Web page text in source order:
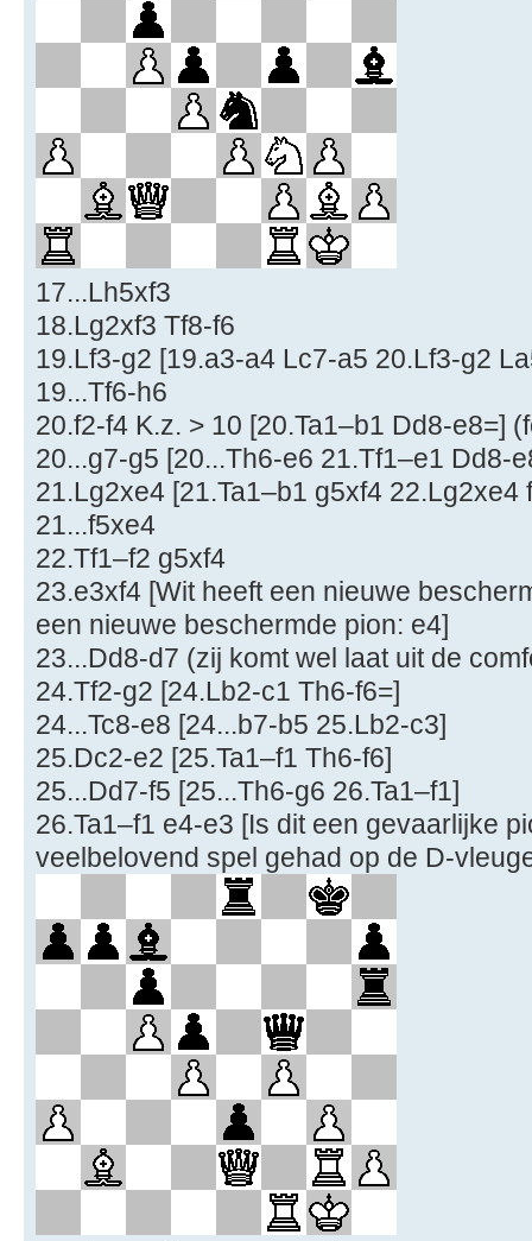
17...Lh5xf3
18.Lg2xf3 Tf8-f6
19.Lf3-g2 [19.a3-a4 Lc7-a5 20.Lf3-g2
19...Tf6-h6
20.f2-f4 K.z. > 10 [20.Ta1–b1 Dd8-e8=]
20...g7-g5 [20...Th6-e6 21.Tf1–e1 Dd8-
21.Lg2xe4 [21.Ta1–b1 g5xf4
21...f5xe4
22.Tf1–f2 g5xf4
23.e3xf4 [Wit heeft een nieuwe
een nieuwe beschermde pion: e4]
23...Dd8-d7 (zij komt wel laat uit de
24.Tf2-g2 [24.Lb2-c1 Th6-f6=]
24...Tc8-e8 [24...b7-b5 25.Lb2-c3]
25.Dc2-e2 [25.Ta1–f1 Th6-f6]
25...Dd7-f5 [25...Th6-g6 26.Ta1–f1]
26.Ta1–f1 e4-e3 [Is dit een gevaarlijke
veelbelovend spel gehad op de D-